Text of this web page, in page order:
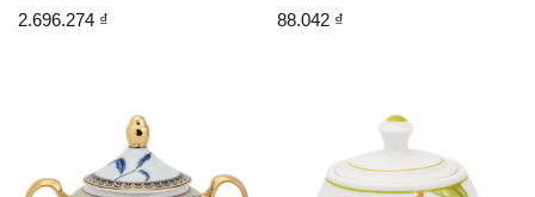
2.696.274 ₫ 88.042 ₫